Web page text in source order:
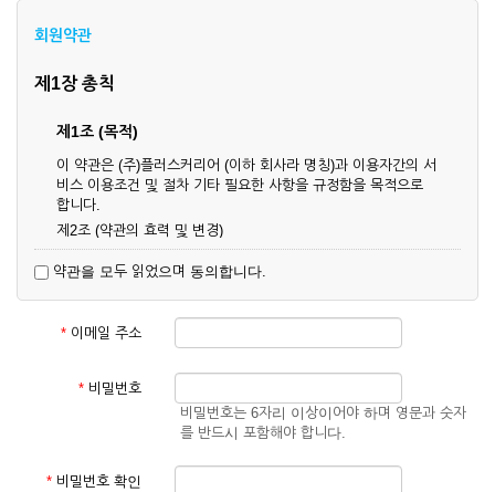
회원약관
제1장 총칙
제1조 (목적)
이 약관은 (주)플러스커리어 (이하 회사라 명칭)과 이용자간의 서
비스 이용조건 및 절차 기타 필요한 사항을 규정함을 목적으로
합니다.
제2조 (약관의 효력 및 변경)
업상 중요 하거나 합리적인 사유가 발생할 경우 온라인 공사를
통하여 변경할 수 있습니다.
② 회원은 변경된 약관에 동의하지 않을 경우 서비스 이용을 중
단하고 이용계약을 해지할 수 있습니다. 약관의 효력 발생일 이
것으로 간주됩니다.
제3조 (약관의 외 준칙)
관계법령의 규정에 따릅니다.
약관을 모두 읽었으며 동의합니다.
* 이메일 주소
* 비밀번호
비밀번호는 6자리 이상이어야 하며 영문과 숫자
를 반드시 포함해야 합니다.
* 비밀번호 확인